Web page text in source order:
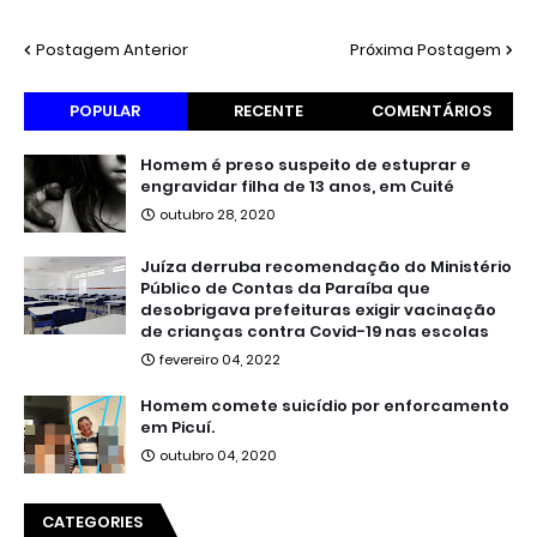
Postagem Anterior Próxima Postagem
POPULAR RECENTE COMENTÁRIOS
Homem é preso suspeito de estuprar e
engravidar filha de 13 anos, em Cuité
outubro 28, 2020
Juíza derruba recomendação do Ministério
Público de Contas da Paraíba que
desobrigava prefeituras exigir vacinação
de crianças contra Covid-19 nas escolas
fevereiro 04, 2022
Homem comete suicídio por enforcamento
em Picuí.
outubro 04, 2020
CATEGORIES